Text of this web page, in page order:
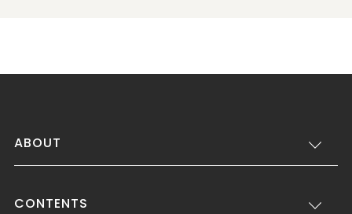
ABOUT
CONTENTS